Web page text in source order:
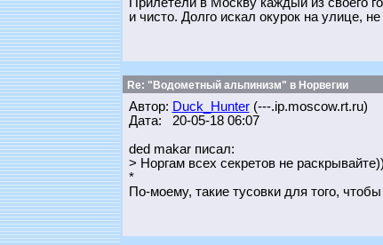
и чисто. Долго искал окурок на улице,
Re: "Водометный альпинизм" в Норвегии
Автор: Duck_Hunter(---.ip.moscow.rt.ru)
Дата: 20-05-18 06:07
ded makar писал:
> Норгам всех секретов не
*
По-моему, такие тусовки для того,